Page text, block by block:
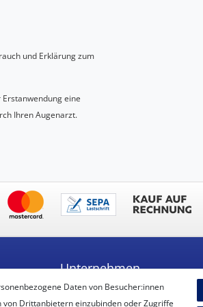
und Erklärung zum
eine
Ihren Augenarzt.
Unternehmen
Unser Ballon-Lieferservice
Unsere Filiale
Daten von Besucher:innen
von Drittanbietern einzubinden oder Zugriffe